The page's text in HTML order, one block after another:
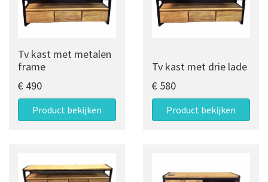
Tv kast met metalen
frame
€ 490
Product bekijken
Tv kast met drie lade
€ 580
Product bekijken